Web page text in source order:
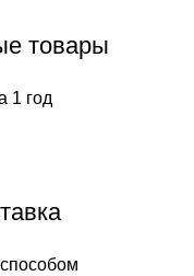
товары
1 год